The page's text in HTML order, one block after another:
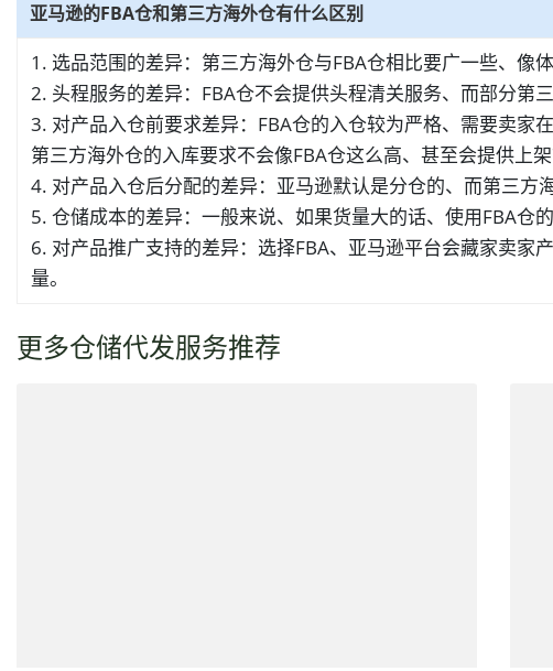
亚马逊的FBA仓和第三方海外仓有什么区别
1. 选品范围的差异：第三方海外仓与FBA仓相比要广一些、像
2. 头程服务的差异：FBA仓不会提供头程清关服务、而部分第三
3. 对产品入仓前要求差异：FBA仓的入仓较为严格、需要卖家
第三方海外仓的入库要求不会像FBA仓这么高、甚至会提供上架
4. 对产品入仓后分配的差异：亚马逊默认是分仓的、而第三方
5. 仓储成本的差异：一般来说、如果货量大的话、使用FBA仓
6. 对产品推广支持的差异：选择FBA、亚马逊平台会藏家卖
量。
更多仓储代发服务推荐